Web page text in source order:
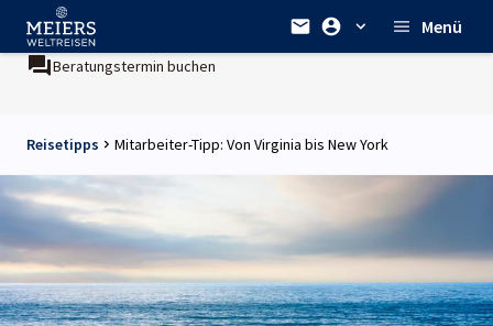
Menü
Beratungstermin buchen
Reisetipps Mitarbeiter-Tipp: Von Virginia bis New York